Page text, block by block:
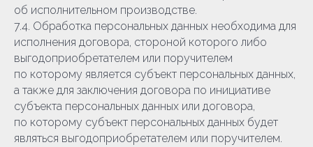
об исполнительном производстве.
7.4. Обработка персональных данных необходима для
исполнения договора, стороной которого либо
выгодоприобретателем или поручителем
по которому является субъект персональных данных,
а также для заключения договора по инициативе
субъекта персональных данных или договора,
по которому субъект персональных данных будет
являться выгодоприобретателем или поручителем.